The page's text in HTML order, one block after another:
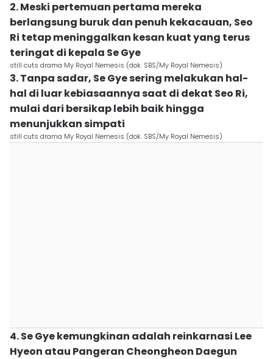
2. Meski pertemuan pertama mereka
berlangsung buruk dan penuh kekacauan, Seo
Ri tetap meninggalkan kesan kuat yang terus
teringat di kepala Se Gye
still cuts drama My Royal Nemesis (dok. SBS/My Royal Nemesis)
3. Tanpa sadar, Se Gye sering melakukan hal-
hal di luar kebiasaannya saat di dekat Seo Ri,
mulai dari bersikap lebih baik hingga
menunjukkan simpati
still cuts drama My Royal Nemesis (dok. SBS/My Royal Nemesis)
4. Se Gye kemungkinan adalah reinkarnasi Lee
Hyeon atau Pangeran Cheongheon Daegun